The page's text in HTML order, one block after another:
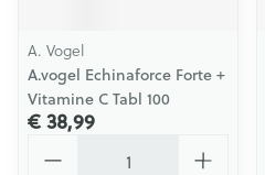
A. Vogel
A.vogel Echinaforce Forte +
Vitamine C Tabl 100
€ 38,99